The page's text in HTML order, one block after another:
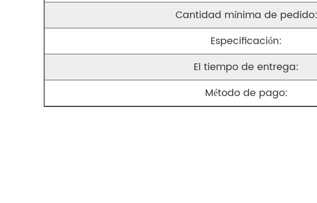
Cantidad mínima de pedido:
Especificación:
El tiempo de entrega:
Método de pago: